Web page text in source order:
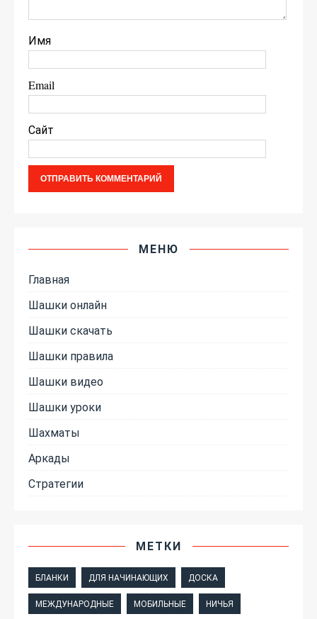
Имя
Email
Сайт
МЕНЮ
Главная
Шашки онлайн
Шашки скачать
Шашки правила
Шашки видео
Шашки уроки
Шахматы
Аркады
Стратегии
МЕТКИ
БЛАНКИ ДЛЯ НАЧИНАЮЩИХ ДОСКА
МЕЖДУНАРОДНЫЕ МОБИЛЬНЫЕ НИЧЬЯ